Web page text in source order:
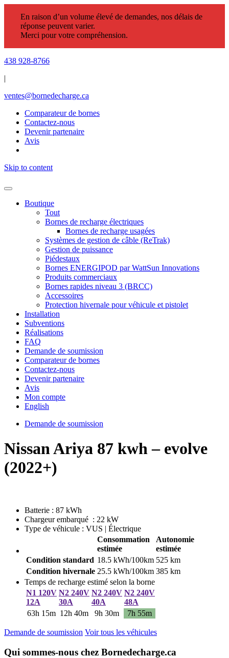
En raison d’un volume élevé de demandes, nos délais de
réponse peuvent varier.
Merci pour votre compréhension.
438 928-8766
|
ventes@bornedecharge.ca
Comparateur de bornes
Contactez-nous
Devenir partenaire
Avis
Skip to content
Boutique
Tout
Bornes de recharge électriques
Bornes de recharge usagées
Systèmes de gestion de câble (ReTrak)
Gestion de puissance
Piédestaux
Bornes ENERGIPOD par WattSun Innovations
Produits commerciaux
Bornes rapides niveau 3 (BRCC)
Accessoires
Protection hivernale pour véhicule et pistolet
Installation
Subventions
Réalisations
FAQ
Demande de soumission
Comparateur de bornes
Contactez-nous
Devenir partenaire
Avis
Mon compte
English
Demande de soumission
Nissan Ariya 87 kwh – evolve
(2022+)
Batterie : 87 kWh
Chargeur embarqué : 22 kW
Type de véhicule : VUS | Électrique
Consommation
estimée
Autonomie
estimée
Condition standard 18.5 kWh/100km 525 km
Condition hivernale 25.5 kWh/100km 385 km
Temps de recharge estimé selon la borne
N1 120V
12A
N2 240V
30A
N2 240V
40A
N2 240V
48A
63h 15m 12h 40m 9h 30m 7h 55m
Demande de soumission Voir tous les véhicules
Qui sommes-nous chez Bornedecharge.ca